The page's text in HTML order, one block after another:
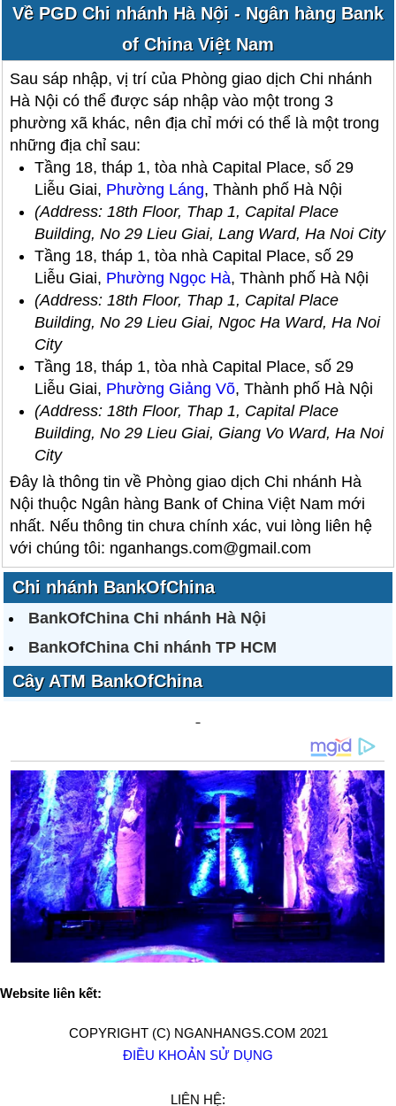
Về PGD Chi nhánh Hà Nội - Ngân hàng Bank
of China Việt Nam
Sau sáp nhập, vị trí của Phòng giao dịch Chi nhánh
Hà Nội có thể được sáp nhập vào một trong 3
phường xã khác, nên địa chỉ mới có thể là một trong
những địa chỉ sau:
Tầng 18, tháp 1, tòa nhà Capital Place, số 29
Liễu Giai, Phường Láng, Thành phố Hà Nội
(Address: 18th Floor, Thap 1, Capital Place
Building, No 29 Lieu Giai, Lang Ward, Ha Noi City
Tầng 18, tháp 1, tòa nhà Capital Place, số 29
Liễu Giai, Phường Ngọc Hà, Thành phố Hà Nội
(Address: 18th Floor, Thap 1, Capital Place
Building, No 29 Lieu Giai, Ngoc Ha Ward, Ha Noi
City
Tầng 18, tháp 1, tòa nhà Capital Place, số 29
Liễu Giai, Phường Giảng Võ, Thành phố Hà Nội
(Address: 18th Floor, Thap 1, Capital Place
Building, No 29 Lieu Giai, Giang Vo Ward, Ha Noi
City
Đây là thông tin về Phòng giao dịch Chi nhánh Hà
Nội thuộc Ngân hàng Bank of China Việt Nam mới
nhất. Nếu thông tin chưa chính xác, vui lòng liên hệ
với chúng tôi: nganhangs.com@gmail.com
Chi nhánh BankOfChina
BankOfChina Chi nhánh Hà Nội
BankOfChina Chi nhánh TP HCM
Cây ATM BankOfChina
Website liên kết:
COPYRIGHT (C) NGANHANGS.COM 2021
ĐIỀU KHOẢN SỬ DỤNG
LIÊN HỆ: